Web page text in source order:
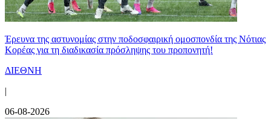
Έρευνα της αστυνομίας στην ποδοσφαιρική ομοσπονδία της Νότιας
Κορέας για τη διαδικασία πρόσληψης του προπονητή!
ΔΙΕΘΝΗ
|
06-08-2026